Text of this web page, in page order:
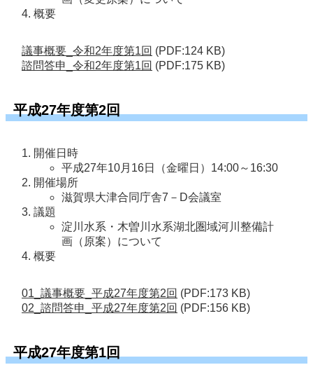
概要
議事概要_令和2年度第1回 (PDF:124 KB)
諮問答申_令和2年度第1回 (PDF:175 KB)
平成27年度第2回
開催日時
平成27年10月16日（金曜日）14:00～16:30
開催場所
滋賀県大津合同庁舎7－D会議室
議題
淀川水系・木曽川水系湖北圏域河川整備計
画（原案）について
概要
01_議事概要_平成27年度第2回 (PDF:173 KB)
02_諮問答申_平成27年度第2回 (PDF:156 KB)
平成27年度第1回